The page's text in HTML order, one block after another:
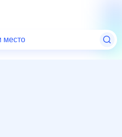
место